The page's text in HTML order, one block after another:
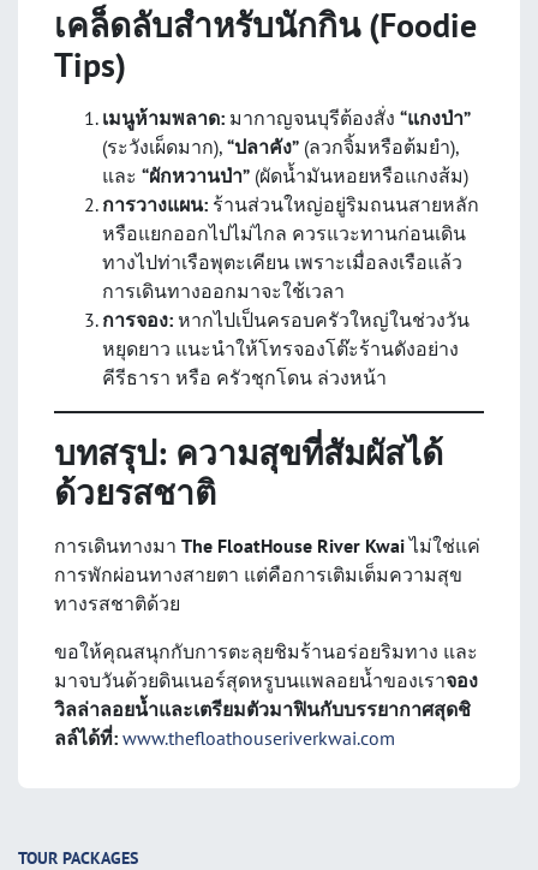
เคล็ดลับสำหรับนักกิน (Foodie
Tips)
เมนูห้ามพลาด: มากาญจนบุรีต้องสั่ง “แกงป่า”
(ระวังเผ็ดมาก), “ปลาคัง” (ลวกจิ้มหรือต้มยำ),
และ “ผักหวานป่า” (ผัดน้ำมันหอยหรือแกงส้ม)
การวางแผน: ร้านส่วนใหญ่อยู่ริมถนนสายหลัก
หรือแยกออกไปไม่ไกล ควรแวะทานก่อนเดิน
ทางไปท่าเรือพุตะเคียน เพราะเมื่อลงเรือแล้ว
การเดินทางออกมาจะใช้เวลา
การจอง: หากไปเป็นครอบครัวใหญ่ในช่วงวัน
หยุดยาว แนะนำให้โทรจองโต๊ะร้านดังอย่าง
คีรีธารา หรือ ครัวชุกโดน ล่วงหน้า
บทสรุป: ความสุขที่สัมผัสได้
ด้วยรสชาติ
การเดินทางมา The FloatHouse River Kwaiไม่ใช่แค่
การพักผ่อนทางสายตา แต่คือการเติมเต็มความสุข
ทางรสชาติด้วย
ขอให้คุณสนุกกับการตะลุยชิมร้านอร่อยริมทาง และ
มาจบวันด้วยดินเนอร์สุดหรูบนแพลอยน้ำของเราจอง
วิลล่าลอยน้ำและเตรียมตัวมาฟินกับบรรยากาศสุดชิ
ลล์ได้ที่: www.thefloathouseriverkwai.com
TOUR PACKAGES